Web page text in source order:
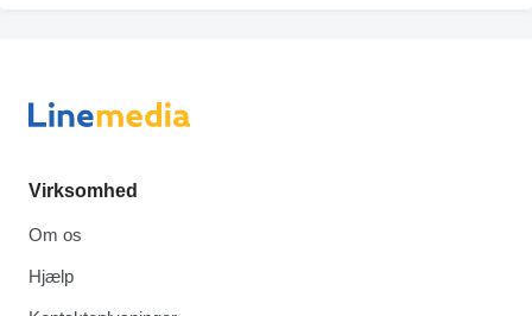
Virksomhed
Om os
Hjælp